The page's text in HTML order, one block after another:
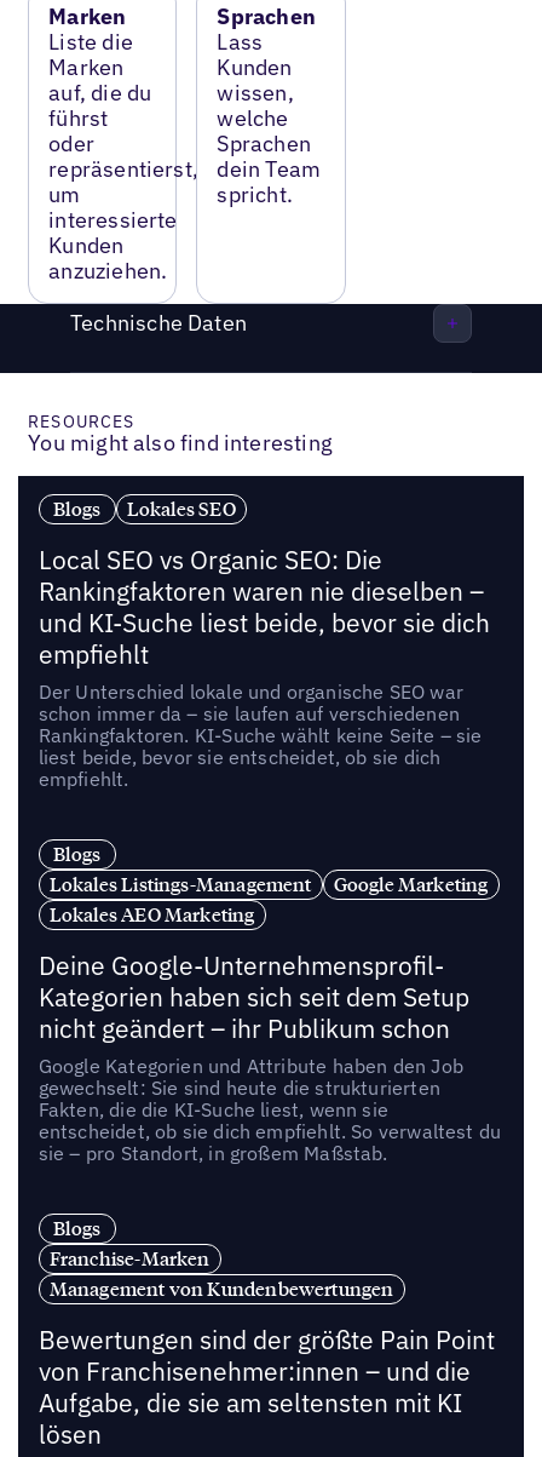
Marken
Liste die
Marken
auf, die du
führst
oder
repräsentierst,
um
interessierte
Kunden
anzuziehen.
Sprachen
Lass
Kunden
wissen,
welche
Sprachen
dein Team
spricht.
Technische Daten
RESOURCES
You might also find interesting
Blogs Lokales SEO
Local SEO vs Organic SEO: Die
Rankingfaktoren waren nie dieselben –
und KI-Suche liest beide, bevor sie dich
empfiehlt
Der Unterschied lokale und organische SEO war
schon immer da – sie laufen auf verschiedenen
Rankingfaktoren. KI-Suche wählt keine Seite – sie
liest beide, bevor sie entscheidet, ob sie dich
empfiehlt.
Blogs
Lokales Listings-Management
Google Marketing
Lokales AEO Marketing
Deine Google-Unternehmensprofil-
Kategorien haben sich seit dem Setup
nicht geändert – ihr Publikum schon
Google Kategorien und Attribute haben den Job
gewechselt: Sie sind heute die strukturierten
Fakten, die die KI-Suche liest, wenn sie
entscheidet, ob sie dich empfiehlt. So verwaltest du
sie – pro Standort, in großem Maßstab.
Blogs
Franchise-Marken
Management von Kundenbewertungen
Bewertungen sind der größte Pain Point
von Franchisenehmer:innen – und die
Aufgabe, die sie am seltensten mit KI
lösen